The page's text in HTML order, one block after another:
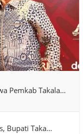
Pemkab Takala…
Bupati Taka…